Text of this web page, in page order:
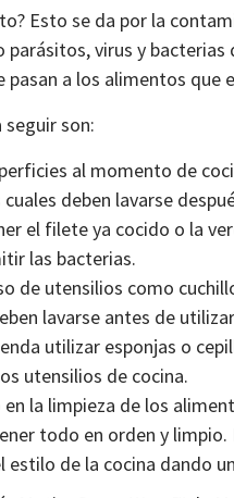
Esto se da por la
virus y
pasan a los alimentos que
seguir son:
al momento de
deben lavarse
el filete ya cocido o la
las bacterias.
de utensilios como
lavarse antes de
utilizar esponjas o
utensilios de cocina.
la limpieza de los
todo en orden y limpio.
estilo de la cocina dando